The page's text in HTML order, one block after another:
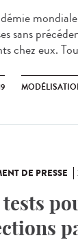
sans
chez eux.
DE PRESSE
tests